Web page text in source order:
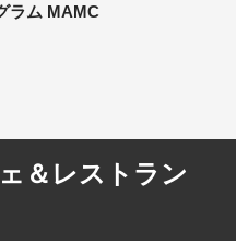
ラム MAMC
＆レストラン